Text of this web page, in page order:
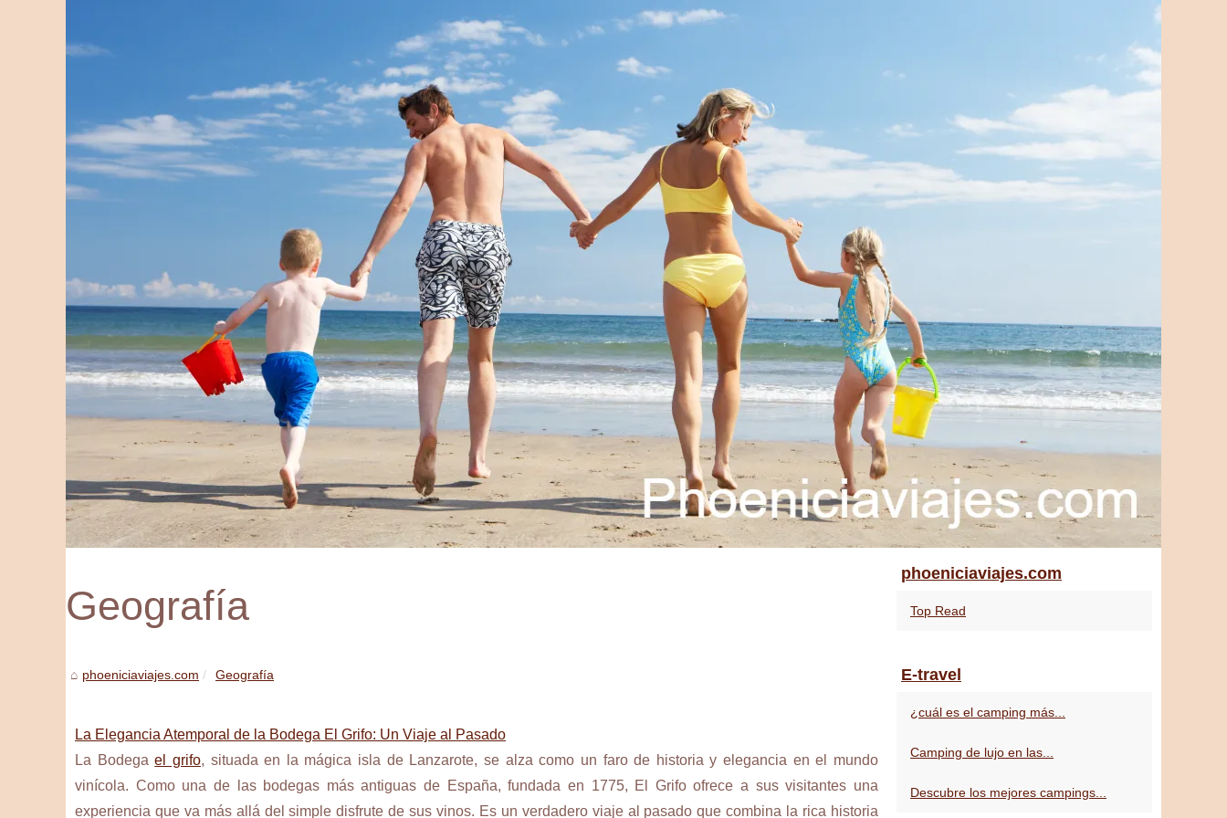
Geografía
phoeniciaviajes.com Geografía
La Elegancia Atemporal de la Bodega El Grifo: Un Viaje al Pasado
La Bodegael grifo, situada en la mágica isla de Lanzarote, se alza como un faro de historia y elegancia en el mundo
vinícola. Como una de las bodegas más antiguas de España, fundada en 1775, El Grifo ofrece a sus visitantes una
experiencia que va más allá del simple disfrute de sus vinos. Es un verdadero viaje al pasado que combina la rica historia
phoeniciaviajes.com
Top Read
E-travel
¿cuál es el camping más...
Camping de lujo en las...
Descubre los mejores campings...